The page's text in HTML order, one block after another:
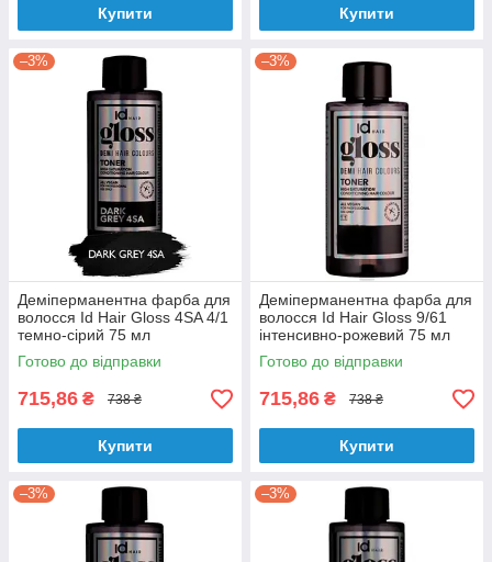
Купити Купити
–3%
Деміперманентна фарба для
волосся Id Hair Gloss 4SA 4/1
темно-сірий 75 мл
Готово до відправки
715,86 ₴ 738 ₴
Купити
–3%
Деміперманентна фарба для
волосся Id Hair Gloss 9/61
інтенсивно-рожевий 75 мл
Готово до відправки
715,86 ₴ 738 ₴
Купити
–3% –3%